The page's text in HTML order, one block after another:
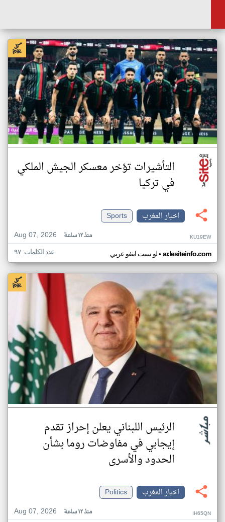
التأشيرات تؤخر معسكر الجيش الملكي
في تركيا
اخبار المغرب
Sports
Aug 07, 2026
منذ ١٢ ساعة KU19EW
لو سيت اينفو عربي• ar.lesiteinfo.com عدد الكلمات: ٩٧
الرئيس اللبناني يعلن إحراز تقدم
إيجابي في مفاوضات روما بشأن
الحدود والأسرى
اخبار المغرب
Politics
Aug 07, 2026
منذ ١٢ ساعة IH65QN